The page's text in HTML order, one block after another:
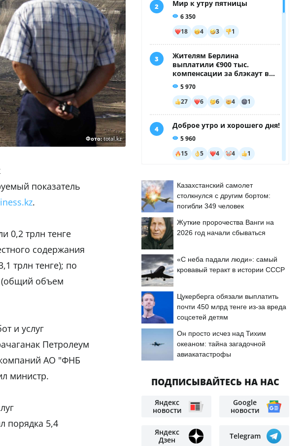
Фото:total.kz
показатель
.
0,2 трлн тенге
содержания
трлн тенге); по
(общий объем
и услуг
Петролеум
АО "ФНБ
министр.
порядка 5,4
Казахстанский самолет
столкнулся с другим бортом:
погибли 349 человек
Жуткие пророчества Ванги на
2026 год начали сбываться
«С неба падали люди»: самый
кровавый теракт в истории СССР
Цукерберга обязали выплатить
почти 450 млрд тенге из-за вреда
соцсетей детям
Он просто исчез над Тихим
океаном: тайна загадочной
авиакатастрофы
ПОДПИСЫВАЙТЕСЬ НА НАС
Яндекс
новости
Google
новости
Яндекс
Дзен
Telegram